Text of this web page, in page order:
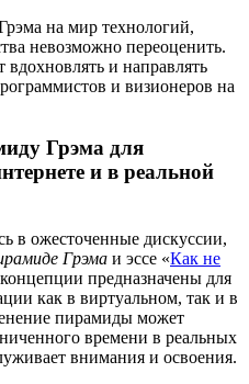
на мир технологий,
невозможно переоценить.
и направлять
и визионеров на
Грэма для
и в реальной
в ожесточенные дискуссии,
Грэма и эссе «Как не
предназначены для
как в виртуальном, так и в
пирамиды может
времени в реальных
внимания и освоения.